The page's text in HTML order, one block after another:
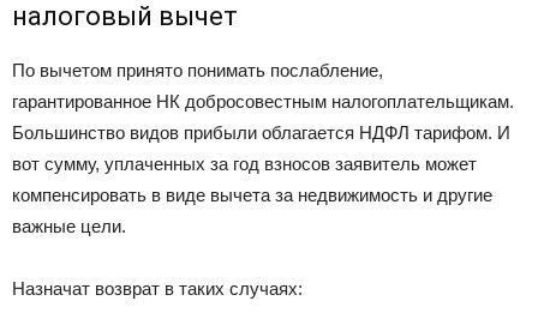
налоговый вычет
По вычетом принято понимать послабление,
гарантированное НК добросовестным налогоплательщикам.
Большинство видов прибыли облагается НДФЛ тарифом. И
вот сумму, уплаченных за год взносов заявитель может
компенсировать в виде вычета за недвижимость и другие
важные цели.
Назначат возврат в таких случаях: